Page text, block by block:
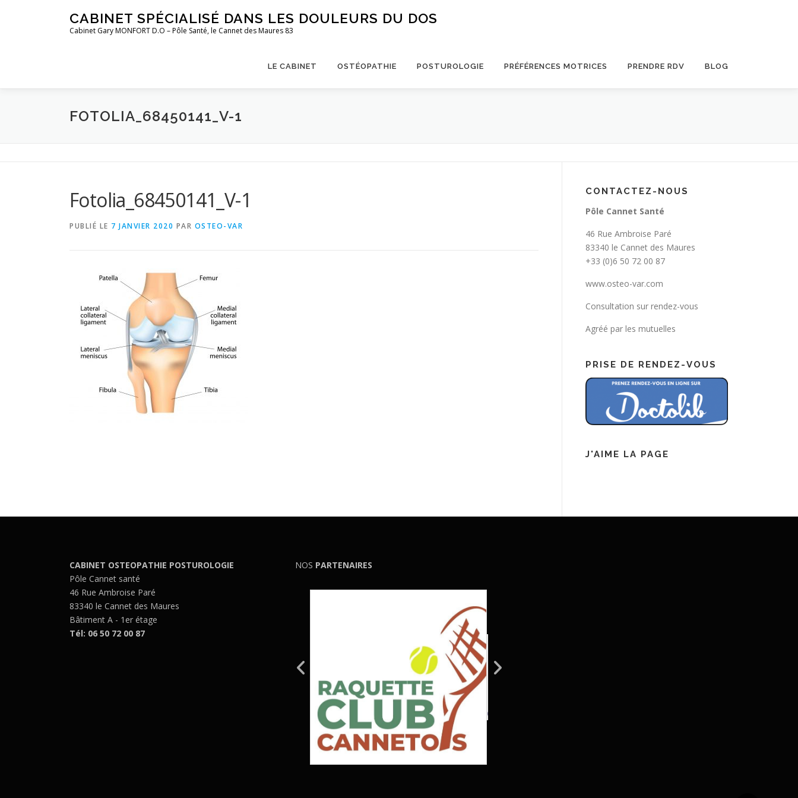
CABINET SPÉCIALISÉ DANS LES DOULEURS DU DOS
Cabinet Gary MONFORT D.O – Pôle Santé, le Cannet des Maures 83
LE CABINET OSTÉOPATHIE POSTUROLOGIE PRÉFÉRENCES MOTRICES PRENDRE RDV BLOG
FOTOLIA_68450141_V-1
Fotolia_68450141_V-1
PUBLIÉ LE 7 JANVIER 2020 PAR OSTEO-VAR
CONTACTEZ-NOUS
Pôle Cannet Santé
46 Rue Ambroise Paré
83340 le Cannet des Maures
+33 (0)6 50 72 00 87
www.osteo-var.com
Consultation sur rendez-vous
Agréé par les mutuelles
PRISE DE RENDEZ-VOUS
J'AIME LA PAGE
CABINET OSTEOPATHIE POSTUROLOGIE
Pôle Cannet santé
46 Rue Ambroise Paré
83340 le Cannet des Maures
Bâtiment A - 1er étage
Tél: 06 50 72 00 87
NOS PARTENAIRES